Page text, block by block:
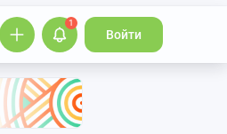
1
Войти